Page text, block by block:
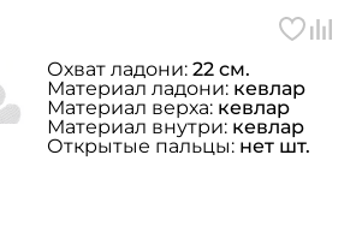
Охват ладони: 22 см.
Материал ладони: кевлар
Материал верха: кевлар
Материал внутри: кевлар
Открытые пальцы: нет шт.
вы соглашаетесь на обработку
Создать аккаунт